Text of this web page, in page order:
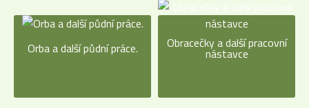
Orba a další půdní práce. Obracečky a další pracovní
nástavce